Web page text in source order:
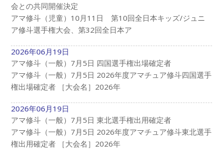
会との共同開催決定
アマ修斗（児童）10月11日 第10回全日本キッズ/ジュニ
ア修斗選手権大会、第32回全日本ア
2026年06月19日
アマ修斗（一般）7月5日 四国選手権出場確定者
アマ修斗（一般）7月5日 2026年度アマチュア修斗四国選手
権出場確定者 ［大会名］2026年
2026年06月19日
アマ修斗（一般）7月5日 東北選手権出用確定者
アマ修斗（一般）7月5日 2026年度アマチュア修斗東北選手
権出用確定者 ［大会名］2026年